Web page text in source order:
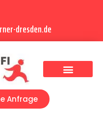
dresden.de
Anfrage